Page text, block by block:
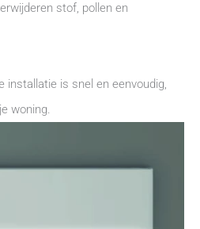
stof, pollen en
installatie is snel en eenvoudig,
woning.